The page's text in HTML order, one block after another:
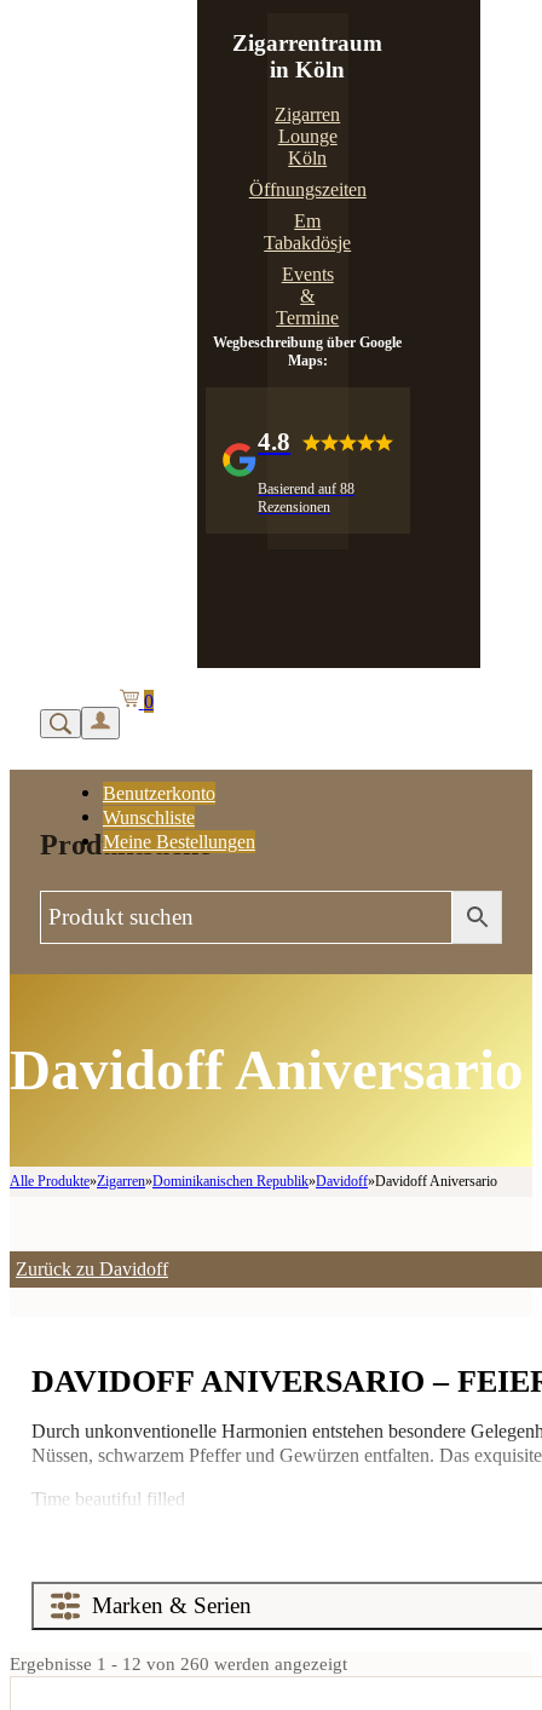
Zigarrentraum
in Köln
Zigarren
Lounge
Köln
Öffnungszeiten
Em
Tabakdösje
Events
&
Termine
Wegbeschreibung über Google
Maps:
4.8
Basierend auf 88
Rezensionen
Benutzerkonto
Wunschliste
Meine Bestellungen
0
Produktsuche
Davidoff Aniversario
Alle Produkte»Zigarren»Dominikanischen Republik»Davidoff»Davidoff Aniversario
Zurück zu Davidoff
DAVIDOFF ANIVERSARIO –
Durch unkonventionelle Harmonien entstehen besondere
Nüssen, schwarzem Pfeffer und Gewürzen entfalten. Das
Time beautiful filled
Ergebnisse 1 - 12 von 260 werden angezeigt